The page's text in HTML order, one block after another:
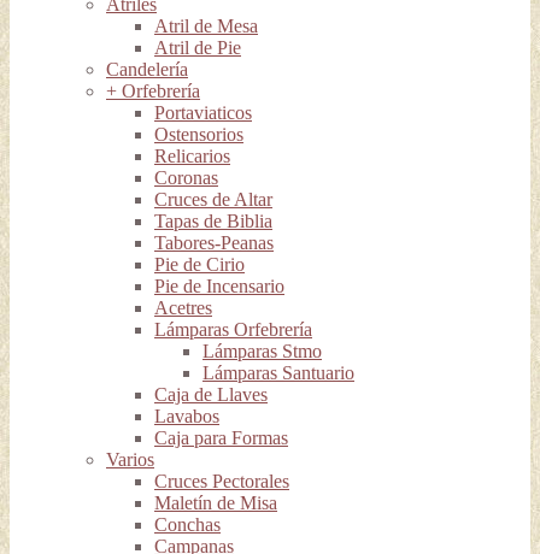
Atriles
Atril de Mesa
Atril de Pie
Candelería
+ Orfebrería
Portaviaticos
Ostensorios
Relicarios
Coronas
Cruces de Altar
Tapas de Biblia
Tabores-Peanas
Pie de Cirio
Pie de Incensario
Acetres
Lámparas Orfebrería
Lámparas Stmo
Lámparas Santuario
Caja de Llaves
Lavabos
Caja para Formas
Varios
Cruces Pectorales
Maletín de Misa
Conchas
Campanas